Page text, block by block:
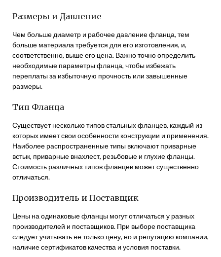
Размеры и Давление
Чем больше диаметр и рабочее давление фланца, тем
больше материала требуется для его изготовления, и,
соответственно, выше его цена. Важно точно определить
необходимые параметры фланца, чтобы избежать
переплаты за избыточную прочность или завышенные
размеры.
Тип Фланца
Существует несколько типов стальных фланцев, каждый из
которых имеет свои особенности конструкции и применения.
Наиболее распространенные типы включают приварные
встык, приварные внахлест, резьбовые и глухие фланцы.
Стоимость различных типов фланцев может существенно
отличаться.
Производитель и Поставщик
Цены на одинаковые фланцы могут отличаться у разных
производителей и поставщиков. При выборе поставщика
следует учитывать не только цену, но и репутацию компании,
наличие сертификатов качества и условия поставки.